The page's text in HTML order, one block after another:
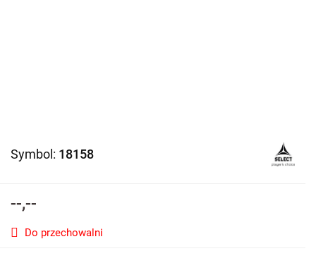
Symbol: 18158
--,--
Do przechowalni